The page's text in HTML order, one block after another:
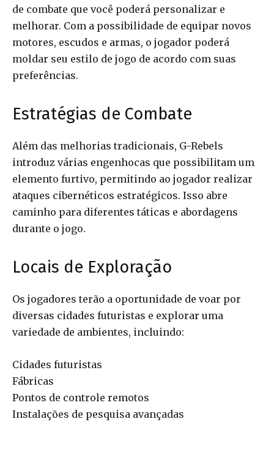
de combate que você poderá personalizar e
melhorar. Com a possibilidade de equipar novos
motores, escudos e armas, o jogador poderá
moldar seu estilo de jogo de acordo com suas
preferências.
Estratégias de Combate
Além das melhorias tradicionais, G-Rebels
introduz várias engenhocas que possibilitam um
elemento furtivo, permitindo ao jogador realizar
ataques cibernéticos estratégicos. Isso abre
caminho para diferentes táticas e abordagens
durante o jogo.
Locais de Exploração
Os jogadores terão a oportunidade de voar por
diversas cidades futuristas e explorar uma
variedade de ambientes, incluindo:
Cidades futuristas
Fábricas
Pontos de controle remotos
Instalações de pesquisa avançadas